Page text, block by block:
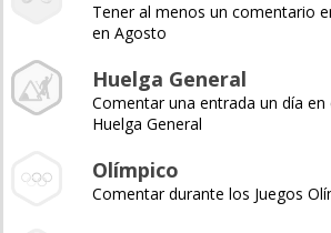
Tener al menos un comentario
en Agosto
Huelga General
Comentar una entrada un día en
Huelga General
Olímpico
Comentar durante los Juegos